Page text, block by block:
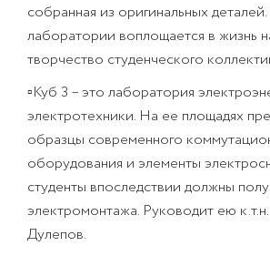
собранная из оригинальных
лаборатории воплощается в жизнь
творчество студенческого
▫Куб 3 – это лаборатория
электротехники. На ее площадях
образцы современного
оборудования и элементы
студенты впоследствии должны
электромонтажа. Руководит ею
Дулепов.